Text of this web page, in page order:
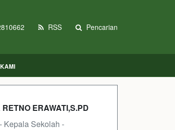
RSS Pencarian
ERAWATI,S.PD
- Kepala Sekolah -